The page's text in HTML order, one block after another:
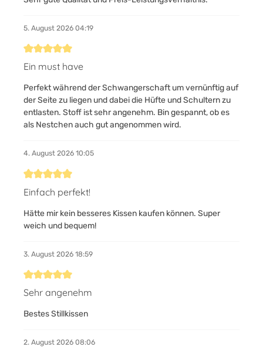
5. August 2026 04:19
Bewertung mit 5 von 5 Sternen
Ein must have
Perfekt während der Schwangerschaft um vernünftig auf
der Seite zu liegen und dabei die Hüfte und Schultern zu
entlasten. Stoff ist sehr angenehm. Bin gespannt, ob es
als Nestchen auch gut angenommen wird.
4. August 2026 10:05
Bewertung mit 5 von 5 Sternen
Einfach perfekt!
Hätte mir kein besseres Kissen kaufen können. Super
weich und bequem!
3. August 2026 18:59
Bewertung mit 5 von 5 Sternen
Sehr angenehm
Bestes Stillkissen
2. August 2026 08:06